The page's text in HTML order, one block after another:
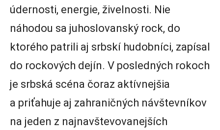
údernosti, energie, živelnosti. Nie
náhodou sa juhoslovanský rock, do
ktorého patrili aj srbskí hudobníci, zapísal
do rockových dejín. V posledných rokoch
je srbská scéna čoraz aktívnejšia
a priťahuje aj zahraničných návštevníkov
na jeden z najnavštevovanejších